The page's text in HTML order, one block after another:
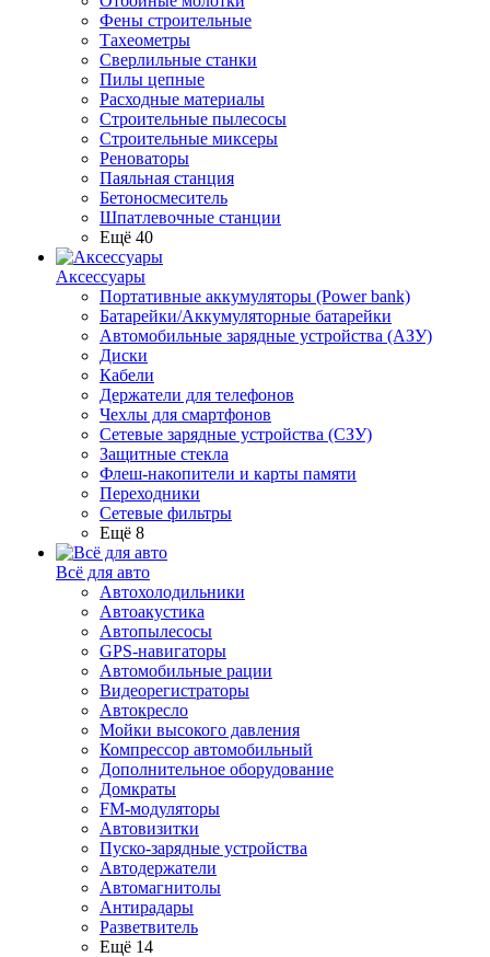
Фены строительные
Тахеометры
Сверлильные станки
Пилы цепные
Расходные материалы
Строительные пылесосы
Строительные миксеры
Реноваторы
Паяльная станция
Бетоносмеситель
Шпатлевочные станции
Ещё 40
Аксессуары
Портативные аккумуляторы (Power bank)
Батарейки/Аккумуляторные батарейки
Автомобильные зарядные устройства (АЗУ)
Диски
Кабели
Держатели для телефонов
Чехлы для смартфонов
Сетевые зарядные устройства (СЗУ)
Защитные стекла
Флеш-накопители и карты памяти
Переходники
Сетевые фильтры
Ещё 8
Всё для авто
Автохолодильники
Автоакустика
Автопылесосы
GPS-навигаторы
Автомобильные рации
Видеорегистраторы
Автокресло
Мойки высокого давления
Компрессор автомобильный
Дополнительное оборудование
Домкраты
FM-модуляторы
Автовизитки
Пуско-зарядные устройства
Автодержатели
Автомагнитолы
Антирадары
Разветвитель
Ещё 14